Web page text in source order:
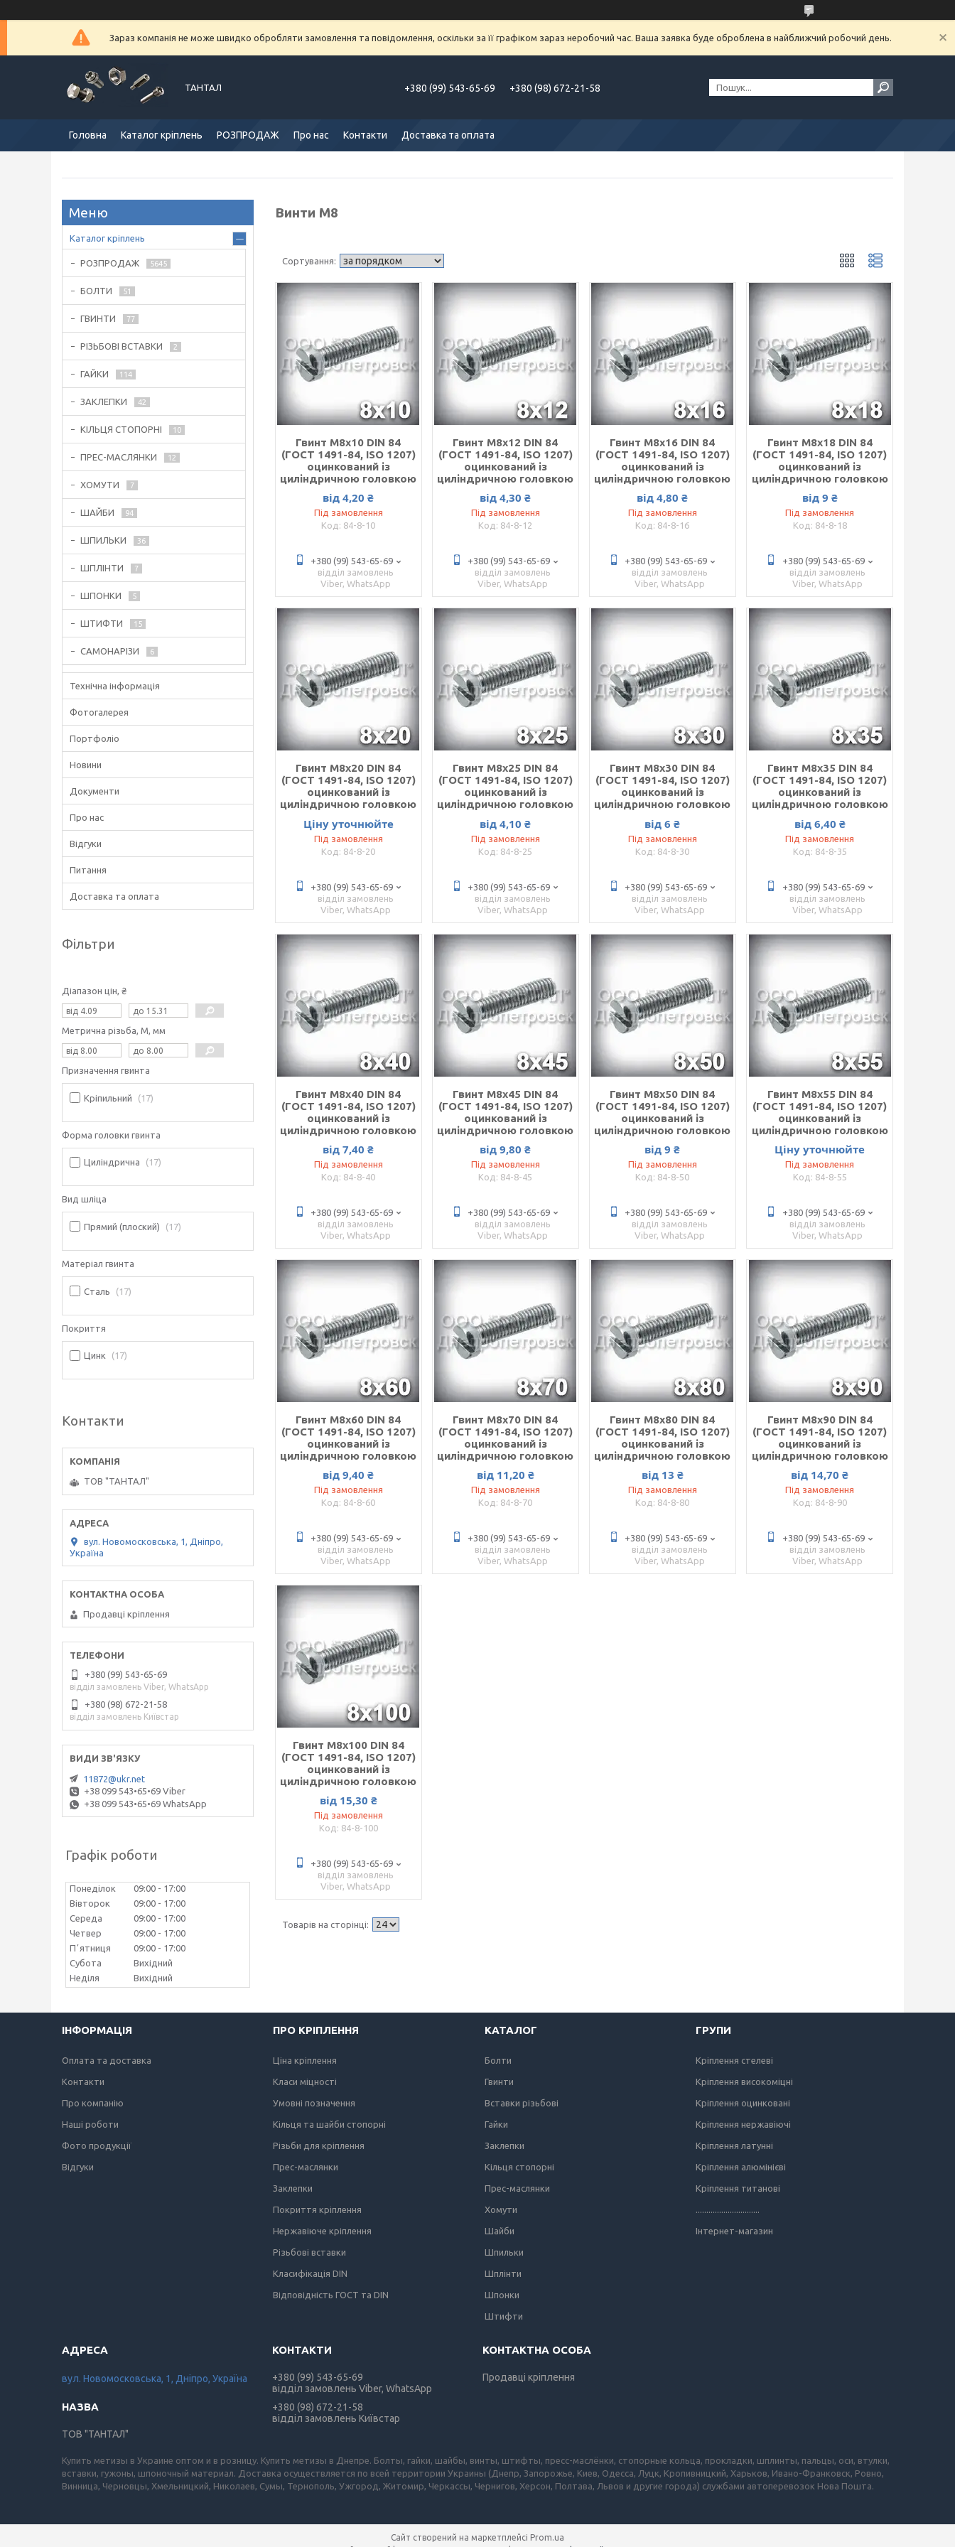
Зараз компанія не може швидко обробляти замовлення та повідомлення, оскільки за її графіком зараз неробочий час. Ваша заявка буде оброблена в найближчий робочий день.
ТАНТАЛ +380 (99) 543-65-69 +380 (98) 672-21-58
Головна Каталог кріплень РОЗПРОДАЖ Про нас Контакти Доставка та оплата
Винти M8
Гвинт М8х10 DIN 84
(ГОСТ 1491-84, ISO 1207)
оцинкований із
циліндричною головкою
від 4,20 ₴
Під замовлення
84-8-10
+380 (99) 543-65-69
відділ замовлень
Viber, WhatsApp
Гвинт М8х12 DIN 84
(ГОСТ 1491-84, ISO 1207)
оцинкований із
циліндричною головкою
від 4,30 ₴
Під замовлення
84-8-12
+380 (99) 543-65-69
відділ замовлень
Viber, WhatsApp
Гвинт М8х16 DIN 84
(ГОСТ 1491-84, ISO 1207)
оцинкований із
циліндричною головкою
від 4,80 ₴
Під замовлення
84-8-16
+380 (99) 543-65-69
відділ замовлень
Viber, WhatsApp
Гвинт М8х18 DIN 84
(ГОСТ 1491-84, ISO 1207)
оцинкований із
циліндричною головкою
від 9 ₴
Під замовлення
84-8-18
+380 (99) 543-65-69
відділ замовлень
Viber, WhatsApp
Гвинт М8х20 DIN 84
(ГОСТ 1491-84, ISO 1207)
оцинкований із
циліндричною головкою
Ціну уточнюйте
Під замовлення
84-8-20
+380 (99) 543-65-69
відділ замовлень
Viber, WhatsApp
Гвинт М8х25 DIN 84
(ГОСТ 1491-84, ISO 1207)
оцинкований із
циліндричною головкою
від 4,10 ₴
Під замовлення
84-8-25
+380 (99) 543-65-69
відділ замовлень
Viber, WhatsApp
Гвинт М8х30 DIN 84
(ГОСТ 1491-84, ISO 1207)
оцинкований із
циліндричною головкою
від 6 ₴
Під замовлення
84-8-30
+380 (99) 543-65-69
відділ замовлень
Viber, WhatsApp
Гвинт М8х35 DIN 84
(ГОСТ 1491-84, ISO 1207)
оцинкований із
циліндричною головкою
від 6,40 ₴
Під замовлення
84-8-35
+380 (99) 543-65-69
відділ замовлень
Viber, WhatsApp
Гвинт М8х40 DIN 84
(ГОСТ 1491-84, ISO 1207)
оцинкований із
циліндричною головкою
від 7,40 ₴
Під замовлення
84-8-40
+380 (99) 543-65-69
відділ замовлень
Viber, WhatsApp
Гвинт М8х45 DIN 84
(ГОСТ 1491-84, ISO 1207)
оцинкований із
циліндричною головкою
від 9,80 ₴
Під замовлення
84-8-45
+380 (99) 543-65-69
відділ замовлень
Viber, WhatsApp
Гвинт М8х50 DIN 84
(ГОСТ 1491-84, ISO 1207)
оцинкований із
циліндричною головкою
від 9 ₴
Під замовлення
84-8-50
+380 (99) 543-65-69
відділ замовлень
Viber, WhatsApp
Гвинт М8х55 DIN 84
(ГОСТ 1491-84, ISO 1207)
оцинкований із
циліндричною головкою
Ціну уточнюйте
Під замовлення
84-8-55
+380 (99) 543-65-69
відділ замовлень
Viber, WhatsApp
Гвинт М8х60 DIN 84
(ГОСТ 1491-84, ISO 1207)
оцинкований із
циліндричною головкою
від 9,40 ₴
Під замовлення
84-8-60
+380 (99) 543-65-69
відділ замовлень
Viber, WhatsApp
Гвинт М8х70 DIN 84
(ГОСТ 1491-84, ISO 1207)
оцинкований із
циліндричною головкою
від 11,20 ₴
Під замовлення
84-8-70
+380 (99) 543-65-69
відділ замовлень
Viber, WhatsApp
Гвинт М8х80 DIN 84
(ГОСТ 1491-84, ISO 1207)
оцинкований із
циліндричною головкою
від 13 ₴
Під замовлення
84-8-80
+380 (99) 543-65-69
відділ замовлень
Viber, WhatsApp
Гвинт М8х90 DIN 84
(ГОСТ 1491-84, ISO 1207)
оцинкований із
циліндричною головкою
від 14,70 ₴
Під замовлення
84-8-90
+380 (99) 543-65-69
відділ замовлень
Viber, WhatsApp
Гвинт М8х100 DIN 84
(ГОСТ 1491-84, ISO 1207)
оцинкований із
циліндричною головкою
від 15,30 ₴
Під замовлення
84-8-100
+380 (99) 543-65-69
відділ замовлень
Viber, WhatsApp
Каталог кріплень
РОЗПРОДАЖ 5645
БОЛТИ 51
ГВИНТИ 77
РІЗЬБОВІ ВСТАВКИ 2
ГАЙКИ 114
ЗАКЛЕПКИ 42
КІЛЬЦЯ СТОПОРНІ 10
ПРЕС-МАСЛЯНКИ 12
ХОМУТИ 7
ШАЙБИ 94
ШПИЛЬКИ 36
ШПЛІНТИ 7
ШПОНКИ 5
ШТИФТИ 15
САМОНАРІЗИ 6
Технічна інформація
Фотогалерея
Портфоліо
Новини
Документи
Про нас
Відгуки
Питання
Доставка та оплата
Фільтри
Діапазон цін, ₴
Метрична різьба, М, мм
Призначення гвинта
Кріпильний 17
Форма головки гвинта
Циліндрична 17
Вид шліца
Прямий (плоский) 17
Матеріал гвинта
Сталь 17
Покриття
Цинк 17
Контакти
ТОВ "ТАНТАЛ"
вул. Новомосковська, 1, Дніпро,
Україна
Продавці кріплення
+380 (99) 543-65-69
відділ замовлень Viber, WhatsApp
+380 (98) 672-21-58
відділ замовлень Київстар
11872@ukr.net
+38 099 543•65•69 Viber
+38 099 543•65•69 WhatsApp
Графік роботи
Понеділок 09:00
17:00
Вівторок
09:00
17:00
Середа
09:00
17:00
Четвер
09:00
17:00
Пʼятниця
09:00
17:00
Субота
Вихідний
Неділя
Вихідний
ІНФОРМАЦІЯ
Оплата та доставка
Контакти
Про компанію
Наші роботи
Фото продукції
Відгуки
ПРО КРІПЛЕННЯ
Ціна кріплення
Класи міцності
Умовні позначення
Кільця та шайби стопорні
Різьби для кріплення
Прес-маслянки
Заклепки
Покриття кріплення
Нержавіюче кріплення
Різьбові вставки
Класифікація DIN
Відповідність ГОСТ та DIN
КАТАЛОГ
Болти
Гвинти
Вставки різьбові
Гайки
Заклепки
Кільця стопорні
Прес-маслянки
Хомути
Шайби
Шпильки
Шплінти
Шпонки
Штифти
ГРУПИ
Кріплення стелеві
Кріплення високоміцні
Кріплення оцинковані
Кріплення нержавіючі
Кріплення латунні
Кріплення алюмінієві
Кріплення титанові
..............................
Інтернет-магазин
вул. Новомосковська, 1, Дніпро, Україна
ТОВ "ТАНТАЛ"
+380 (99) 543-65-69
відділ замовлень Viber, WhatsApp
+380 (98) 672-21-58
відділ замовлень Київстар
Продавці кріплення
Купить метизы в Украине оптом и в розницу. Купить метизы в Днепре. Болты, гайки, шайбы, винты, штифты, пресс-маслёнки, стопорные кольца, прокладки, шплинты, пальцы, оси, втулки,
вставки, гужоны, шпоночный материал. Доставка осуществляется по всей территории Украины (Днепр, Запорожье, Киев, Одесса, Луцк, Кропивницкий, Харьков, Ивано-Франковск, Ровно,
Винница, Черновцы, Хмельницкий, Николаев, Сумы, Тернополь, Ужгород, Житомир, Черкассы, Чернигов, Херсон, Полтава, Львов и другие города) службами автоперевозок Нова Пошта.
Сайт створений на маркетплейсі Prom.ua